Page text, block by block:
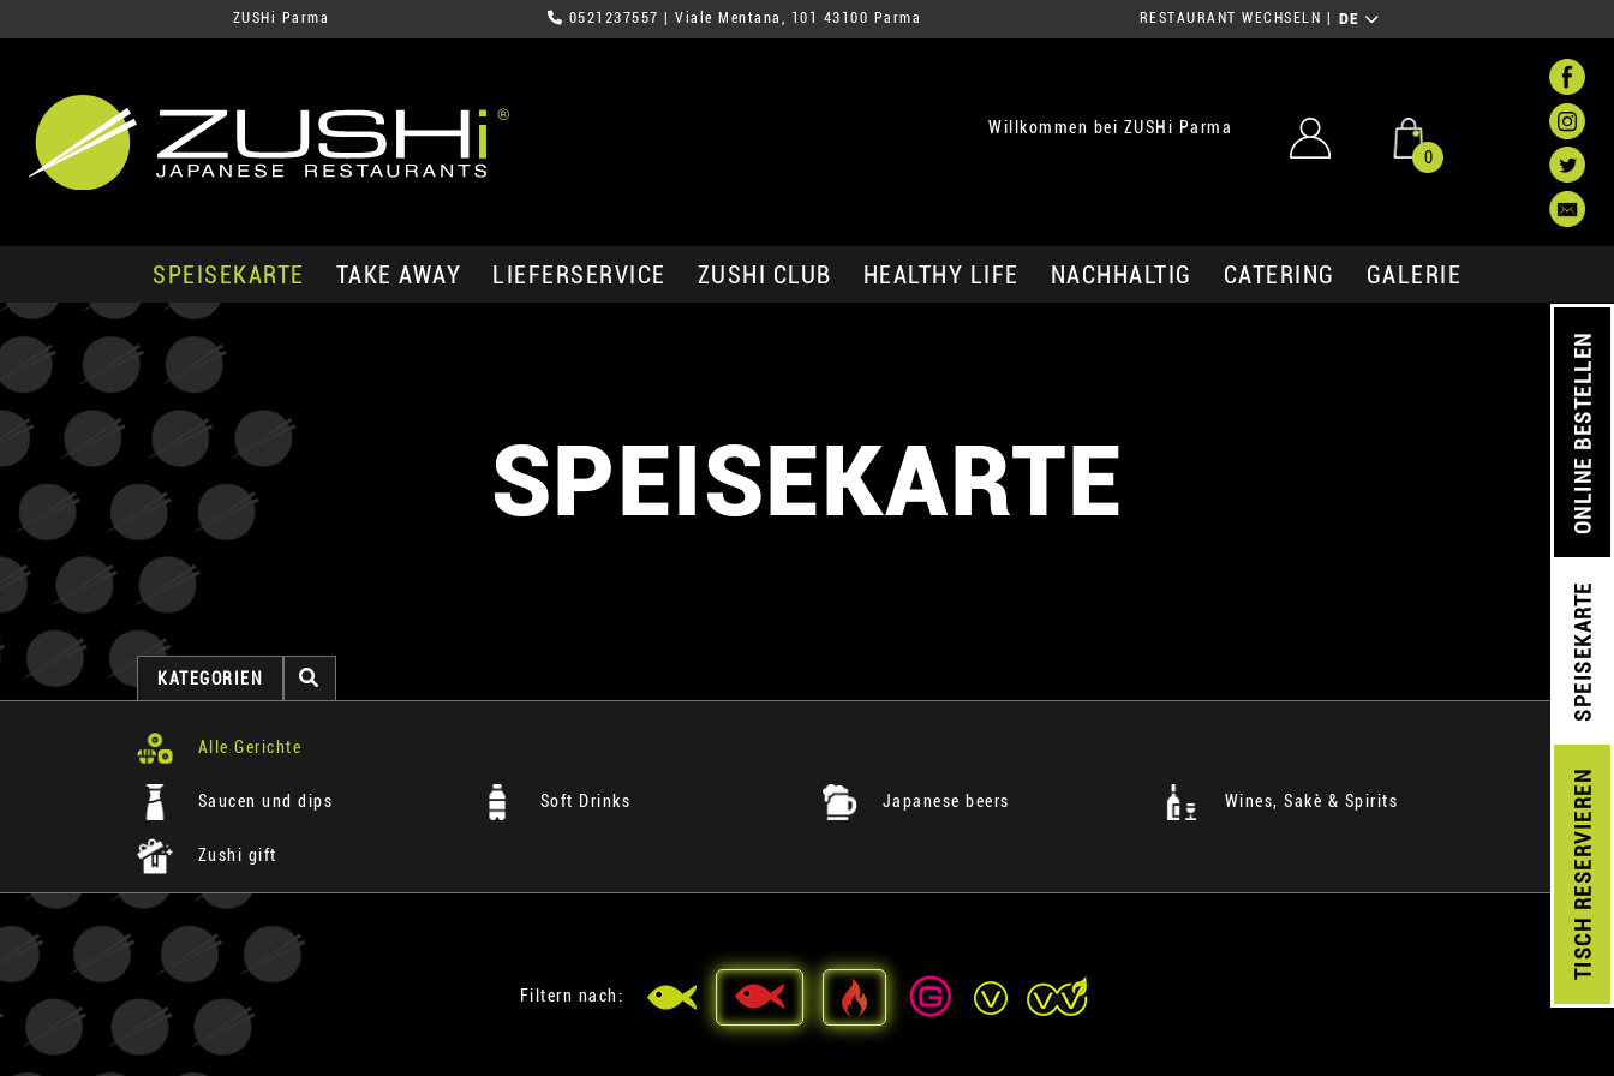
ZUSHi Parma 0521237557 | Viale Mentana, 101 43100 Parma RESTAURANT WECHSELN DE
Willkommen bei ZUSHi Parma
0
SPEISEKARTE TAKE AWAY LIEFERSERVICE ZUSHI CLUB HEALTHY LIFE NACHHALTIG CATERING GALERIE
TISCH
RESERVIEREN
SPEISEKARTE
ONLINE BESTELLEN
SPEISEKARTE
KATEGORIEN
Alle Gerichte
Saucen und dips Soft Drinks Japanese beers Wines, Sakè & Spirits
Zushi gift
Filtern nach: